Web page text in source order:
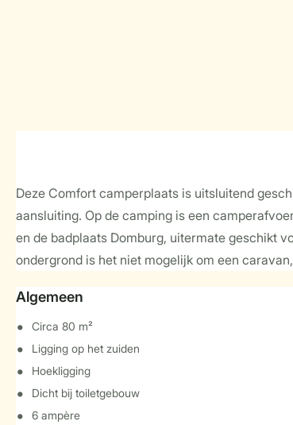
Deze Comfort camperplaats is uitsluitend
aansluiting. Op de camping is een
en de badplaats Domburg, uitermate geschikt
ondergrond is het niet mogelijk om een
Algemeen
Circa 80 m²
Ligging op het zuiden
Hoekligging
Dicht bij toiletgebouw
6 ampère